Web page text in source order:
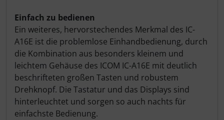
Einfach zu bedienen
Ein weiteres, hervorstechendes Merkmal des IC-
A16E ist die problemlose Einhandbedienung, durch
die Kombination aus besonders kleinem und
leichtem Gehäuse des ICOM IC-A16E mit deutlich
beschrifteten großen Tasten und robustem
Drehknopf. Die Tastatur und das Displays sind
hinterleuchtet und sorgen so auch nachts für
einfachste Bedienung.